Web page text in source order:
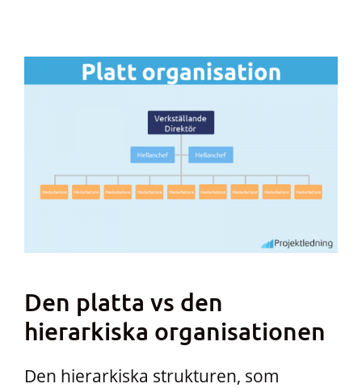
Den platta vs den
hierarkiska organisationen
Den hierarkiska strukturen, som